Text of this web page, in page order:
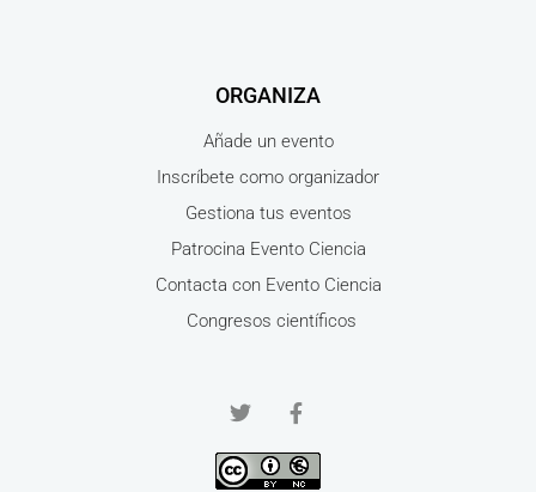
ORGANIZA
Añade un evento
Inscríbete como organizador
Gestiona tus eventos
Patrocina Evento Ciencia
Contacta con Evento Ciencia
Congresos científicos